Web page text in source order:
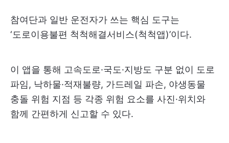
참여단과 일반 운전자가 쓰는 핵심 도구는
‘도로이용불편 척척해결서비스(척척앱)’이다.
이 앱을 통해 고속도로·국도·지방도 구분 없이 도로
파임, 낙하물·적재불량, 가드레일 파손, 야생동물
충돌 위험 지점 등 각종 위험 요소를 사진·위치와
함께 간편하게 신고할 수 있다.